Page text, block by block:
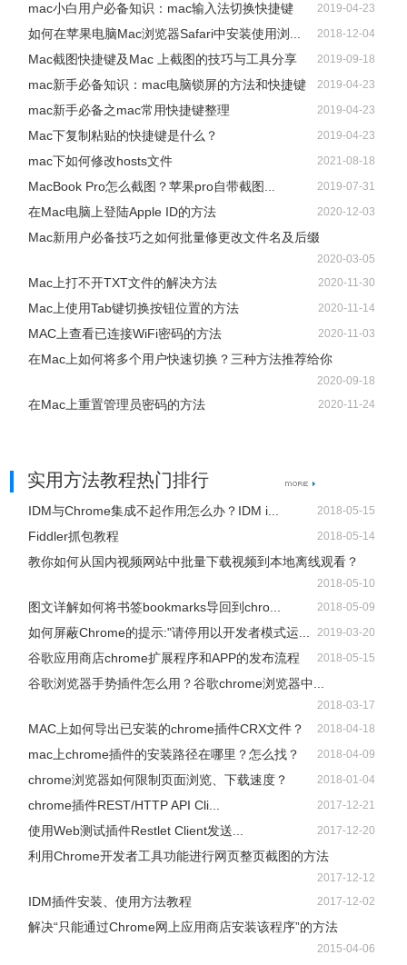
mac小白用户必备知识：mac输入法切换快捷键 2019-04-23
如何在苹果电脑Mac浏览器Safari中安装使用浏... 2018-12-04
Mac截图快捷键及Mac 上截图的技巧与工具分享 2019-09-18
mac新手必备知识：mac电脑锁屏的方法和快捷键 2019-04-23
mac新手必备之mac常用快捷键整理 2019-04-23
Mac下复制粘贴的快捷键是什么？ 2019-04-23
mac下如何修改hosts文件 2021-08-18
MacBook Pro怎么截图？苹果pro自带截图... 2019-07-31
在Mac电脑上登陆Apple ID的方法 2020-12-03
Mac新用户必备技巧之如何批量修更改文件名及后缀
2020-03-05
Mac上打不开TXT文件的解决方法 2020-11-30
Mac上使用Tab键切换按钮位置的方法 2020-11-14
MAC上查看已连接WiFi密码的方法 2020-11-03
在Mac上如何将多个用户快速切换？三种方法推荐给你
2020-09-18
在Mac上重置管理员密码的方法 2020-11-24
实用方法教程热门排行
IDM与Chrome集成不起作用怎么办？IDM i... 2018-05-15
Fiddler抓包教程 2018-05-14
教你如何从国内视频网站中批量下载视频到本地离线观看？
2018-05-10
图文详解如何将书签bookmarks导回到chro... 2018-05-09
如何屏蔽Chrome的提示:"请停用以开发者模式运... 2019-03-20
谷歌应用商店chrome扩展程序和APP的发布流程 2018-05-15
谷歌浏览器手势插件怎么用？谷歌chrome浏览器中...
2018-03-17
MAC上如何导出已安装的chrome插件CRX文件？ 2018-04-18
mac上chrome插件的安装路径在哪里？怎么找？ 2018-04-09
chrome浏览器如何限制页面浏览、下载速度？ 2018-01-04
chrome插件REST/HTTP API Cli... 2017-12-21
使用Web测试插件Restlet Client发送... 2017-12-20
利用Chrome开发者工具功能进行网页整页截图的方法
2017-12-12
IDM插件安装、使用方法教程 2017-12-02
解决“只能通过Chrome网上应用商店安装该程序”的方法
2015-04-06